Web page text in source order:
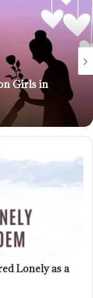
| Achi
Lonely as a